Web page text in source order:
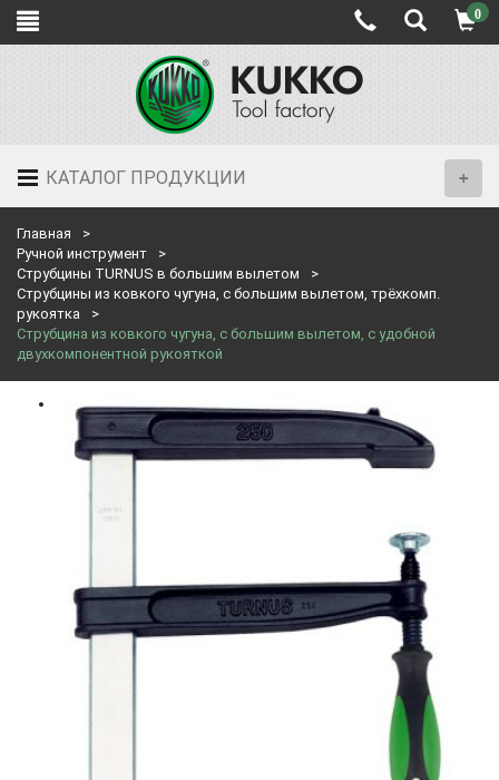
0
КАТАЛОГ ПРОДУКЦИИ
Главная
Ручной инструмент
Струбцины TURNUS в большим вылетом
Струбцины из ковкого чугуна, с большим вылетом, трёхкомп.
рукоятка
Струбцина из ковкого чугуна, с большим вылетом, с удобной
двухкомпонентной рукояткой